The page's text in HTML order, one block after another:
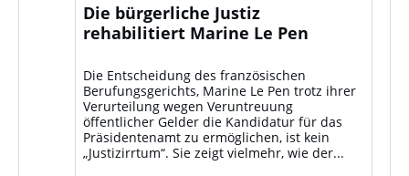
Die bürgerliche Justiz
rehabilitiert Marine Le Pen
Die Entscheidung des französischen
Berufungsgerichts, Marine Le Pen trotz ihrer
Verurteilung wegen Veruntreuung
öffentlicher Gelder die Kandidatur für das
Präsidentenamt zu ermöglichen, ist kein
„Justizirrtum“. Sie zeigt vielmehr, wie der...